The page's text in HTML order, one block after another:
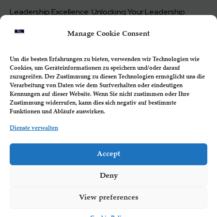
Manage Cookie Consent
Um die besten Erfahrungen zu bieten, verwenden wir Technologien wie
Cookies, um Geräteinformationen zu speichern und/oder darauf
zuzugreifen. Der Zustimmung zu diesen Technologien ermöglicht uns die
Verarbeitung von Daten wie dem Surfverhalten oder eindeutigen
Kennungen auf dieser Website. Wenn Sie nicht zustimmen oder Ihre
Zustimmung widerrufen, kann dies sich negativ auf bestimmte
Funktionen und Abläufe auswirken.
Dienste verwalten
Accept
Deny
View preferences
Leadership Excellence: Unlocking Your Leadership
Marketing Mastery: Strategies for Effective Customer
Financial Management: Mastering Numbers for
Profitability and Sustainable Growth
Innovation and Adaptability: Thriving in a Rapidly
Changing Business Landscape
Book a 1-on-1
Call Session
Want Patrick's full attention? Nothing compares
with a live one on one strategy call! You can
express all your concerns and get the best and